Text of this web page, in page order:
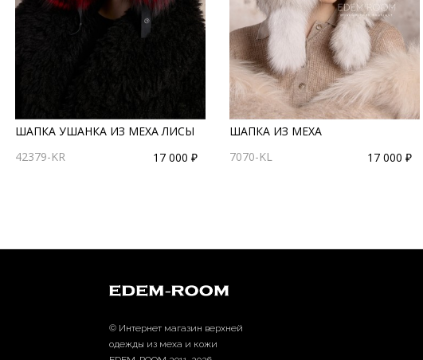
ШАПКА УШАНКА ИЗ МЕХА ЛИСЫ
42379-KR
17 000 ₽
ШАПКА ИЗ МЕХА
7070-KL
17 000 ₽
© Интернет магазин верхней
одежды из меха и кожи